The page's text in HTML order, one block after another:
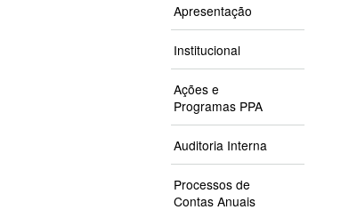
Apresentação
Institucional
Ações e
Programas PPA
Auditoria Interna
Processos de
Contas Anuais